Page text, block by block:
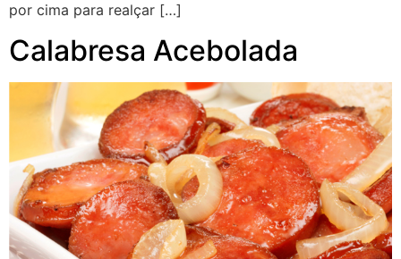
por cima para realçar […]
Calabresa Acebolada